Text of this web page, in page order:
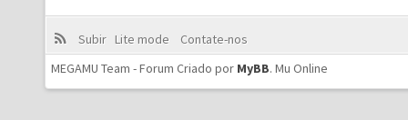
Subir Lite mode
Contate-nos
MEGAMU Team - Forum Criado por MyBB. Mu Online